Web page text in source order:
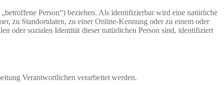
Person“) beziehen. Als identifizierbar wird eine natürliche
zu Standortdaten, zu einer Online-Kennung oder zu einem oder
oder sozialen Identität dieser natürlichen Person sind, identifiziert
Verantwortlichen verarbeitet werden.